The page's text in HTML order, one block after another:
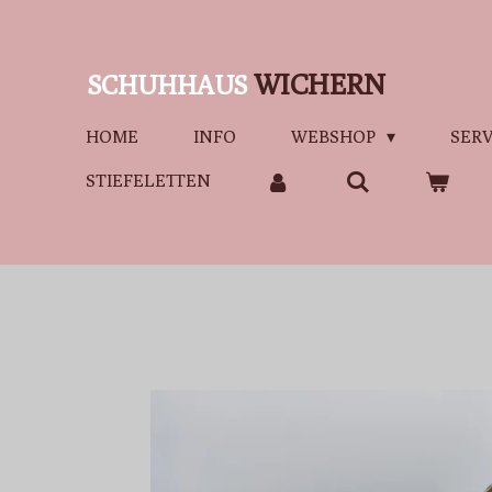
SCHUHHAUS WICHERN
HOME INFO WEBSHOP
STIEFELETTEN